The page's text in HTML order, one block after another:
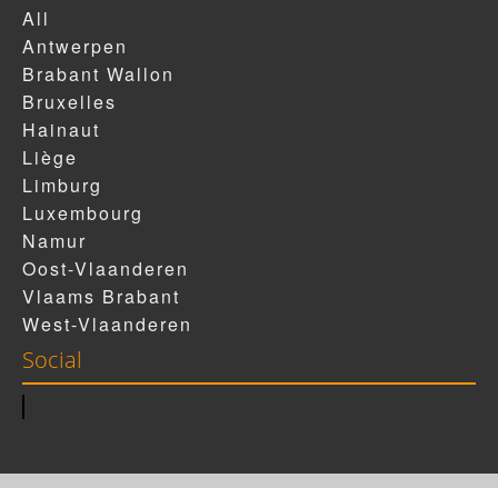
All
Antwerpen
Brabant Wallon
Bruxelles
Hainaut
Liège
Limburg
Luxembourg
Namur
Oost-Vlaanderen
Vlaams Brabant
West-Vlaanderen
Social